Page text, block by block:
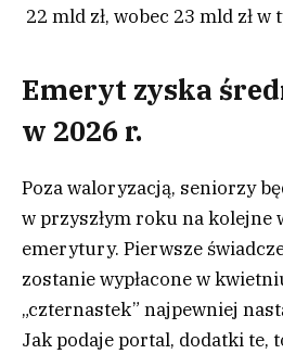
22 mld zł, wobec 23 mld zł w
Emeryt zyska
w 2026 r.
Poza waloryzacją, seniorzy
w przyszłym roku na kolejne
emerytury. Pierwsze
zostanie wypłacone w
„czternastek” najpewniej
Jak podaje portal, dodatki te,